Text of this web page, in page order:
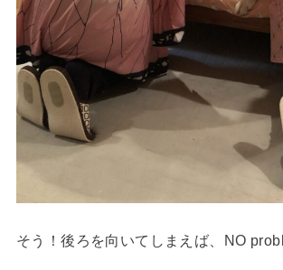
そう！後ろを向いてしまえば、NO